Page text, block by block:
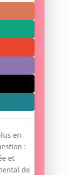
en
:
et
de